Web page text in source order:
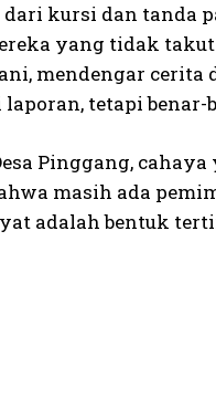
kursi dan tanda
yang tidak
mendengar
tetapi
Pinggang,
masih ada
adalah bentuk